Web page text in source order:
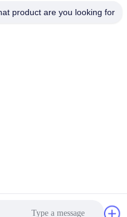
product are you looking for?